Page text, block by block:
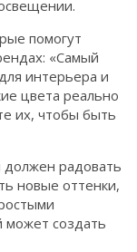
помогут
«Самый
интерьера и
цвета реально
их, чтобы быть
радовать
новые оттенки,
может создать